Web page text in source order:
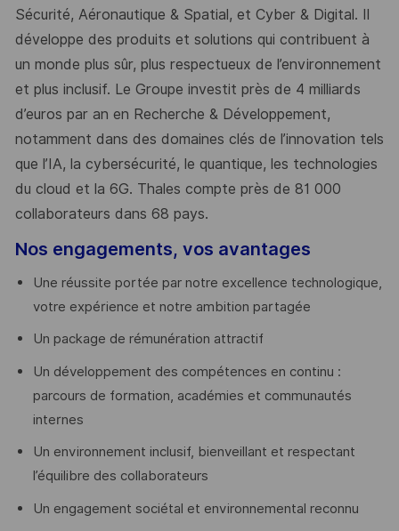
Sécurité, Aéronautique & Spatial, et Cyber & Digital. Il
développe des produits et solutions qui contribuent à
un monde plus sûr, plus respectueux de l’environnement
et plus inclusif. Le Groupe investit près de 4 milliards
d’euros par an en Recherche & Développement,
notamment dans des domaines clés de l’innovation tels
que l’IA, la cybersécurité, le quantique, les technologies
du cloud et la 6G. Thales compte près de 81 000
collaborateurs dans 68 pays.
Nos engagements, vos avantages
Une réussite portée par notre excellence technologique,
votre expérience et notre ambition partagée
Un package de rémunération attractif
Un développement des compétences en continu :
parcours de formation, académies et communautés
internes
Un environnement inclusif, bienveillant et respectant
l’équilibre des collaborateurs
Un engagement sociétal et environnemental reconnu